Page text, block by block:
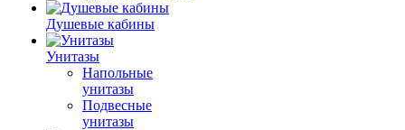
Душевые кабины
Унитазы
Напольные
унитазы
Подвесные
унитазы